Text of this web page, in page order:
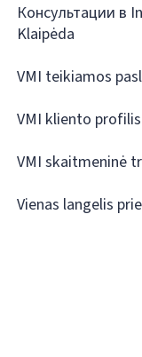
Консультации в
Klaipėda
VMI teikiamos
VMI kliento profilis
VMI skaitmeninė
Vienas langelis